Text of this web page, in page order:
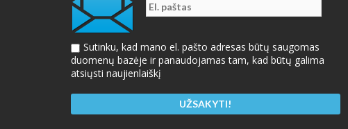
Sutinku, kad mano el. pašto adresas būtų saugomas
duomenų bazėje ir panaudojamas tam, kad būtų galima
atsiųsti naujienlaiškį